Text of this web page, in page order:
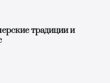
традиции и